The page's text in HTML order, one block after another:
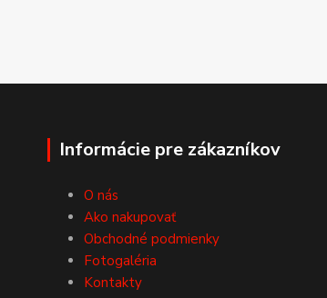
Informácie pre zákazníkov
O nás
Ako nakupovať
Obchodné podmienky
Fotogaléria
Kontakty